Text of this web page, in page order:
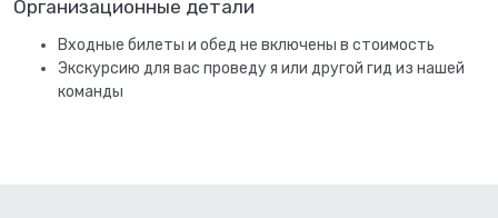
Организационные детали
Входные билеты и обед не включены в стоимость
Экскурсию для вас проведу я или другой гид из нашей
команды